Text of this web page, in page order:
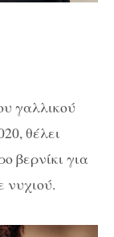
γαλλικού
θέλει
βερνίκι για
νυχιού.